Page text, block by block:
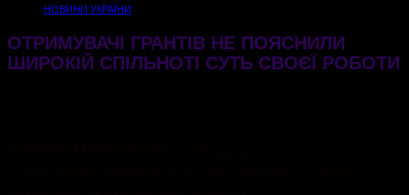
НОВИНИ УКРАЇНИ
ОТРИМУВАЧІ ГРАНТІВ НЕ ПОЯСНИЛИ
ШИРОКІЙ СПІЛЬНОТІ СУТЬ СВОЄЇ РОБОТИ